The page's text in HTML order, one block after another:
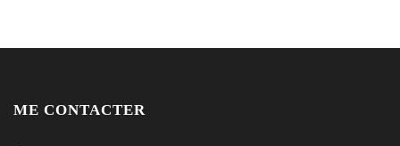
ME CONTACTER